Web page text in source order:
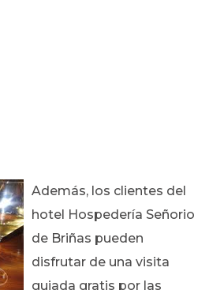
Además, los clientes del
hotel Hospedería Señorio
de Briñas pueden
disfrutar de una visita
guiada gratis por las